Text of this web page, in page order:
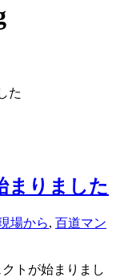
た
りました
場から, 百道マン
トが始まりまし